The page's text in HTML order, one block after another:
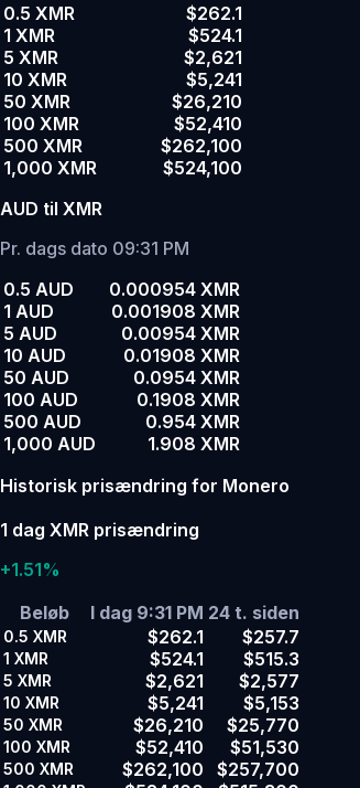
0.5 XMR
$262.1
1 XMR
$524.1
5 XMR
$2,621
10 XMR
$5,241
50 XMR
$26,210
100 XMR
$52,410
500 XMR
$262,100
1,000 XMR
$524,100
AUD til XMR
Pr. dags dato 09:31 PM
0.5 AUD
0.000954 XMR
1 AUD
0.001908 XMR
5 AUD
0.00954 XMR
10 AUD
0.01908 XMR
50 AUD
0.0954 XMR
100 AUD
0.1908 XMR
500 AUD
0.954 XMR
1,000 AUD
1.908 XMR
Historisk prisændring for Monero
1 dag XMR prisændring
+1.51%
Beløb
I dag 9:31 PM 24 t. siden
0.5 XMR $262.1 $257.7
1 XMR $524.1 $515.3
5 XMR $2,621 $2,577
10 XMR $5,241 $5,153
50 XMR $26,210 $25,770
100 XMR $52,410 $51,530
500 XMR $262,100 $257,700